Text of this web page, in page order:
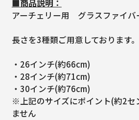
■商品説明：
アーチェリー用 グラスファイバ
長さを3種類ご用意しております。
・26インチ(約66cm)
・28インチ(約71cm)
・30インチ(約76cm)
※上記のサイズにポイント(約2セ
ません